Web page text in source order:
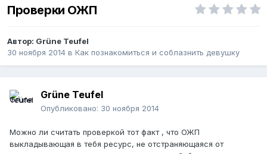
Проверки ОЖП
Автор: Grüne Teufel
30 ноября 2014 в Как познакомиться и соблазнить девушку
Grüne Teufel
Опубликовано: 30 ноября 2014
Можно ли считать проверкой тот факт , что ОЖП
выкладывающая в тебя ресурс, не отстраняющаяся от